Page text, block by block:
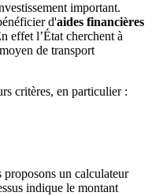
important.
d'aides financières
effet l’État cherchent à
de transport
critères, en particulier :
un calculateur
indique le montant